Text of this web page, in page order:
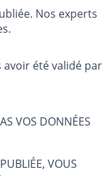
Nos experts
été validé par
VOS DONNÉES
VOUS